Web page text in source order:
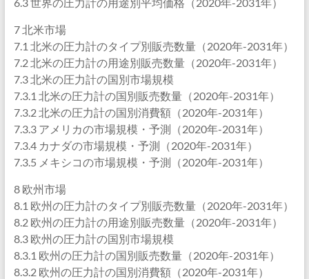
7 北米市場
7.1 北米の圧力計のタイプ別販売数量（2020年-2031年）
7.2 北米の圧力計の用途別販売数量（2020年-2031年）
7.3 北米の圧力計の国別市場規模
7.3.1 北米の圧力計の国別販売数量（2020年-2031年）
7.3.2 北米の圧力計の国別消費額（2020年-2031年）
7.3.3 アメリカの市場規模・予測（2020年-2031年）
7.3.4 カナダの市場規模・予測（2020年-2031年）
7.3.5 メキシコの市場規模・予測（2020年-2031年）
8 欧州市場
8.1 欧州の圧力計のタイプ別販売数量（2020年-2031年）
8.2 欧州の圧力計の用途別販売数量（2020年-2031年）
8.3 欧州の圧力計の国別市場規模
8.3.1 欧州の圧力計の国別販売数量（2020年-2031年）
8.3.2 欧州の圧力計の国別消費額（2020年-2031年）